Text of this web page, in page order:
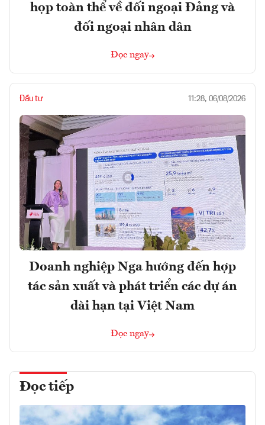
họp toàn thể về đối ngoại Đảng và
đối ngoại nhân dân
Đọc ngay
Đầu tư 11:28, 06/08/2026
Doanh nghiệp Nga hướng đến hợp
tác sản xuất và phát triển các dự án
dài hạn tại Việt Nam
Đọc ngay
Đọc tiếp